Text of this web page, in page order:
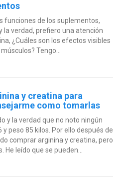
funciones de los suplementos,
la verdad, prefiero una atención
¿Cuáles son los efectos visibles
Tengo...
y creatina para
como tomarlas
y la verdad que no noto ningún
peso 85 kilos. Por ello después de
comprar arginina y creatina, pero
leído que se pueden...